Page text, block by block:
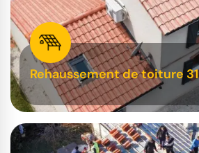
Rehaussement de toiture 31